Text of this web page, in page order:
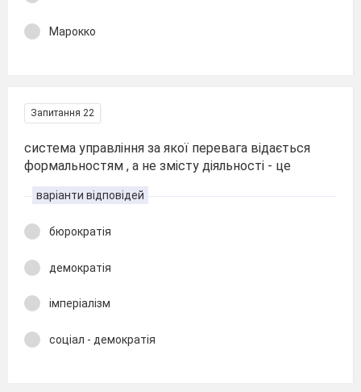
Марокко
Запитання 22
система управління за якої перевага відається
формальностям , а не змісту діяльності - це
варіанти відповідей
бюрократія
демократія
імперіалізм
соціал - демократія